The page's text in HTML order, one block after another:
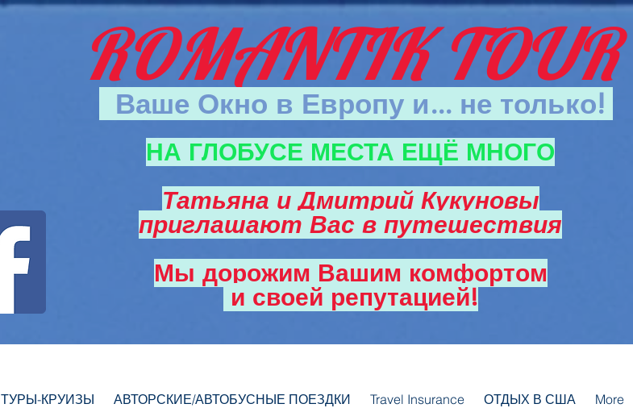
ROMANTIK TOUR
Ваше Окно в Европу и... не только!
НА ГЛОБУСЕ МЕСТА ЕЩЁ МНОГО
Татьяна и Дмитрий Кукуновы
приглашают Вас в путешествия
Мы дорожим Вашим комфортом
и своей репутацией!
ТУРЫ-КРУИЗЫ АВТОРСКИЕ/АВТОБУСНЫЕ ПОЕЗДКИ Travel Insurance ОТДЫХ В США More